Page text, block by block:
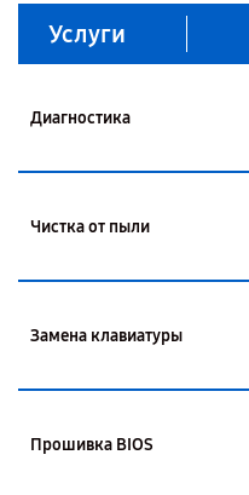
Услуги
Диагностика
Чистка от пыли
Замена клавиатуры
Прошивка BIOS